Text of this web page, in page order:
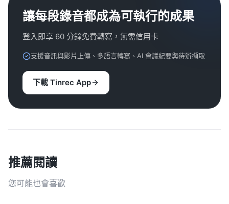
讓每段錄音都成為可執行的成果
登入即享 60 分鐘免費轉寫，無需信用卡
支援音訊與影片上傳、多語言轉寫、AI 會議紀要與待辦擷取
下載 Tinrec App
推薦閱讀
您可能也會喜歡